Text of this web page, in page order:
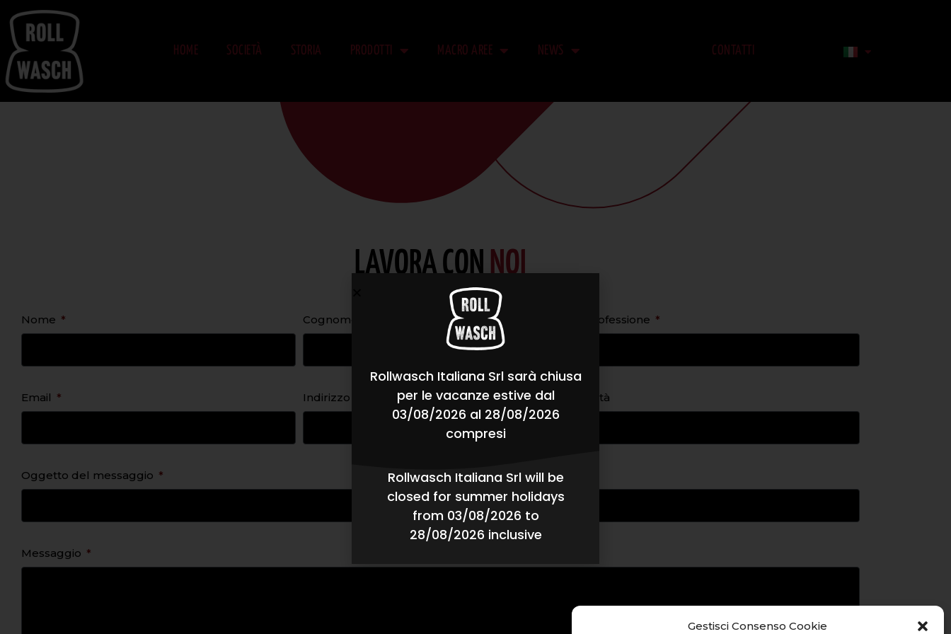
Gestisci Consenso Cookie
HOME SOCIETÀ STORIA PRODOTTI MACRO AREE NEWS CONTATTI
LAVORA CONNOI
Nome Cognome Professione
Email Indirizzo Città
Oggetto del messaggio
Messaggio
Rollwasch Italiana Srl sarà chiusa
per le vacanze estive dal
03/08/2026 al 28/08/2026
compresi
Rollwasch Italiana Srl will be
closed for summer holidays
from 03/08/2026 to
28/08/2026 inclusive